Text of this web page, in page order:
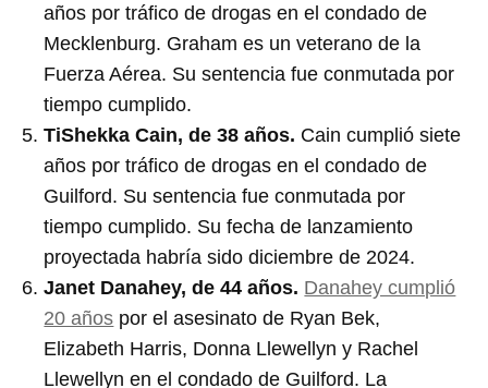
años por tráfico de drogas en el condado de
Mecklenburg. Graham es un veterano de la
Fuerza Aérea. Su sentencia fue conmutada por
tiempo cumplido.
TiShekka Cain, de 38 años. Cain cumplió siete
años por tráfico de drogas en el condado de
Guilford. Su sentencia fue conmutada por
tiempo cumplido. Su fecha de lanzamiento
proyectada habría sido diciembre de 2024.
Janet Danahey, de 44 años. Danahey cumplió
20 años por el asesinato de Ryan Bek,
Elizabeth Harris, Donna Llewellyn y Rachel
Llewellyn en el condado de Guilford. La